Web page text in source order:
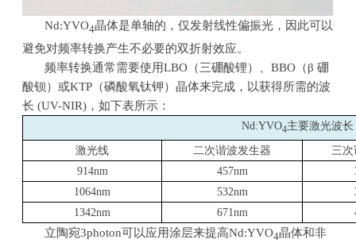
Nd:YVO4晶体是单轴的，仅发射线性偏振光，因此可以
避免对频率转换产生不必要的双折射效应。
频率转换通常需要使用LBO （三硼酸锂）、BBO （β硼
酸钡）或KTP （磷酸氧钛钾）晶体来完成，以获得所需的波
长 (UV-NIR) ，如下表所示：
Nd:YVO4主要激光波长
激光线 二次谐波发生器
三次
914nm
457nm
1064nm
532nm
1342nm
671nm
立陶宛3photon可以应用涂层来提高Nd:YVO4晶体和非